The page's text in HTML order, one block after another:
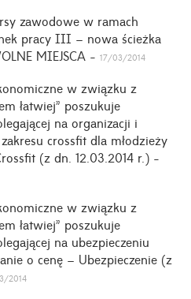
zawodowe w ramach
pracy III – nowa ścieżka
MIEJSCA -17/03/2014
w związku z
łatwiej” poszukuje
na organizacji i
crossfit dla młodzieży
(z dn. 12.03.2014 r.) -
w związku z
łatwiej” poszukuje
na ubezpieczeniu
o cenę – Ubezpieczenie (z
2014